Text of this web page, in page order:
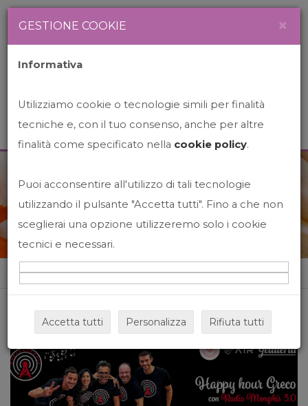
News&Events
Home News&events
GESTIONE COOKIE ×
Informativa
Utilizziamo cookie o tecnologie simili per finalità
tecniche e, con il tuo consenso, anche per altre
finalità come specificato nella cookie policy.
Puoi acconsentire all'utilizzo di tali tecnologie
utilizzando il pulsante "Accetta tutti". Fino a che non
sceglierai una opzione utilizzeremo solo i cookie
tecnici e necessari.
Accetta tutti Personalizza Rifiuta tutti